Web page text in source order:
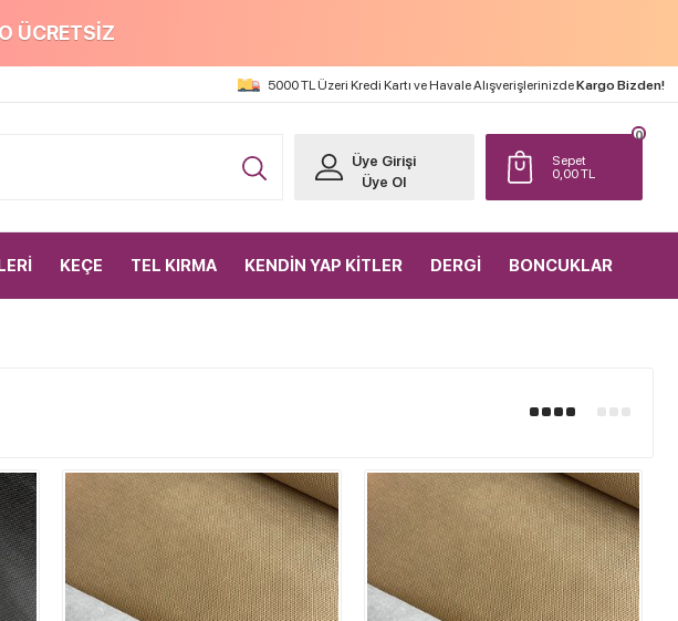
ÜCRETSİZ
5000 TL Üzeri Kredi Kartı ve Havale AlışverişlerinizdeKargo Bizden!
Sepet
0,00TL
0
Üye Girişi
Üye Ol
KEÇE TEL KIRMA KENDİN YAP KİTLER DERGİ BONCUKLAR